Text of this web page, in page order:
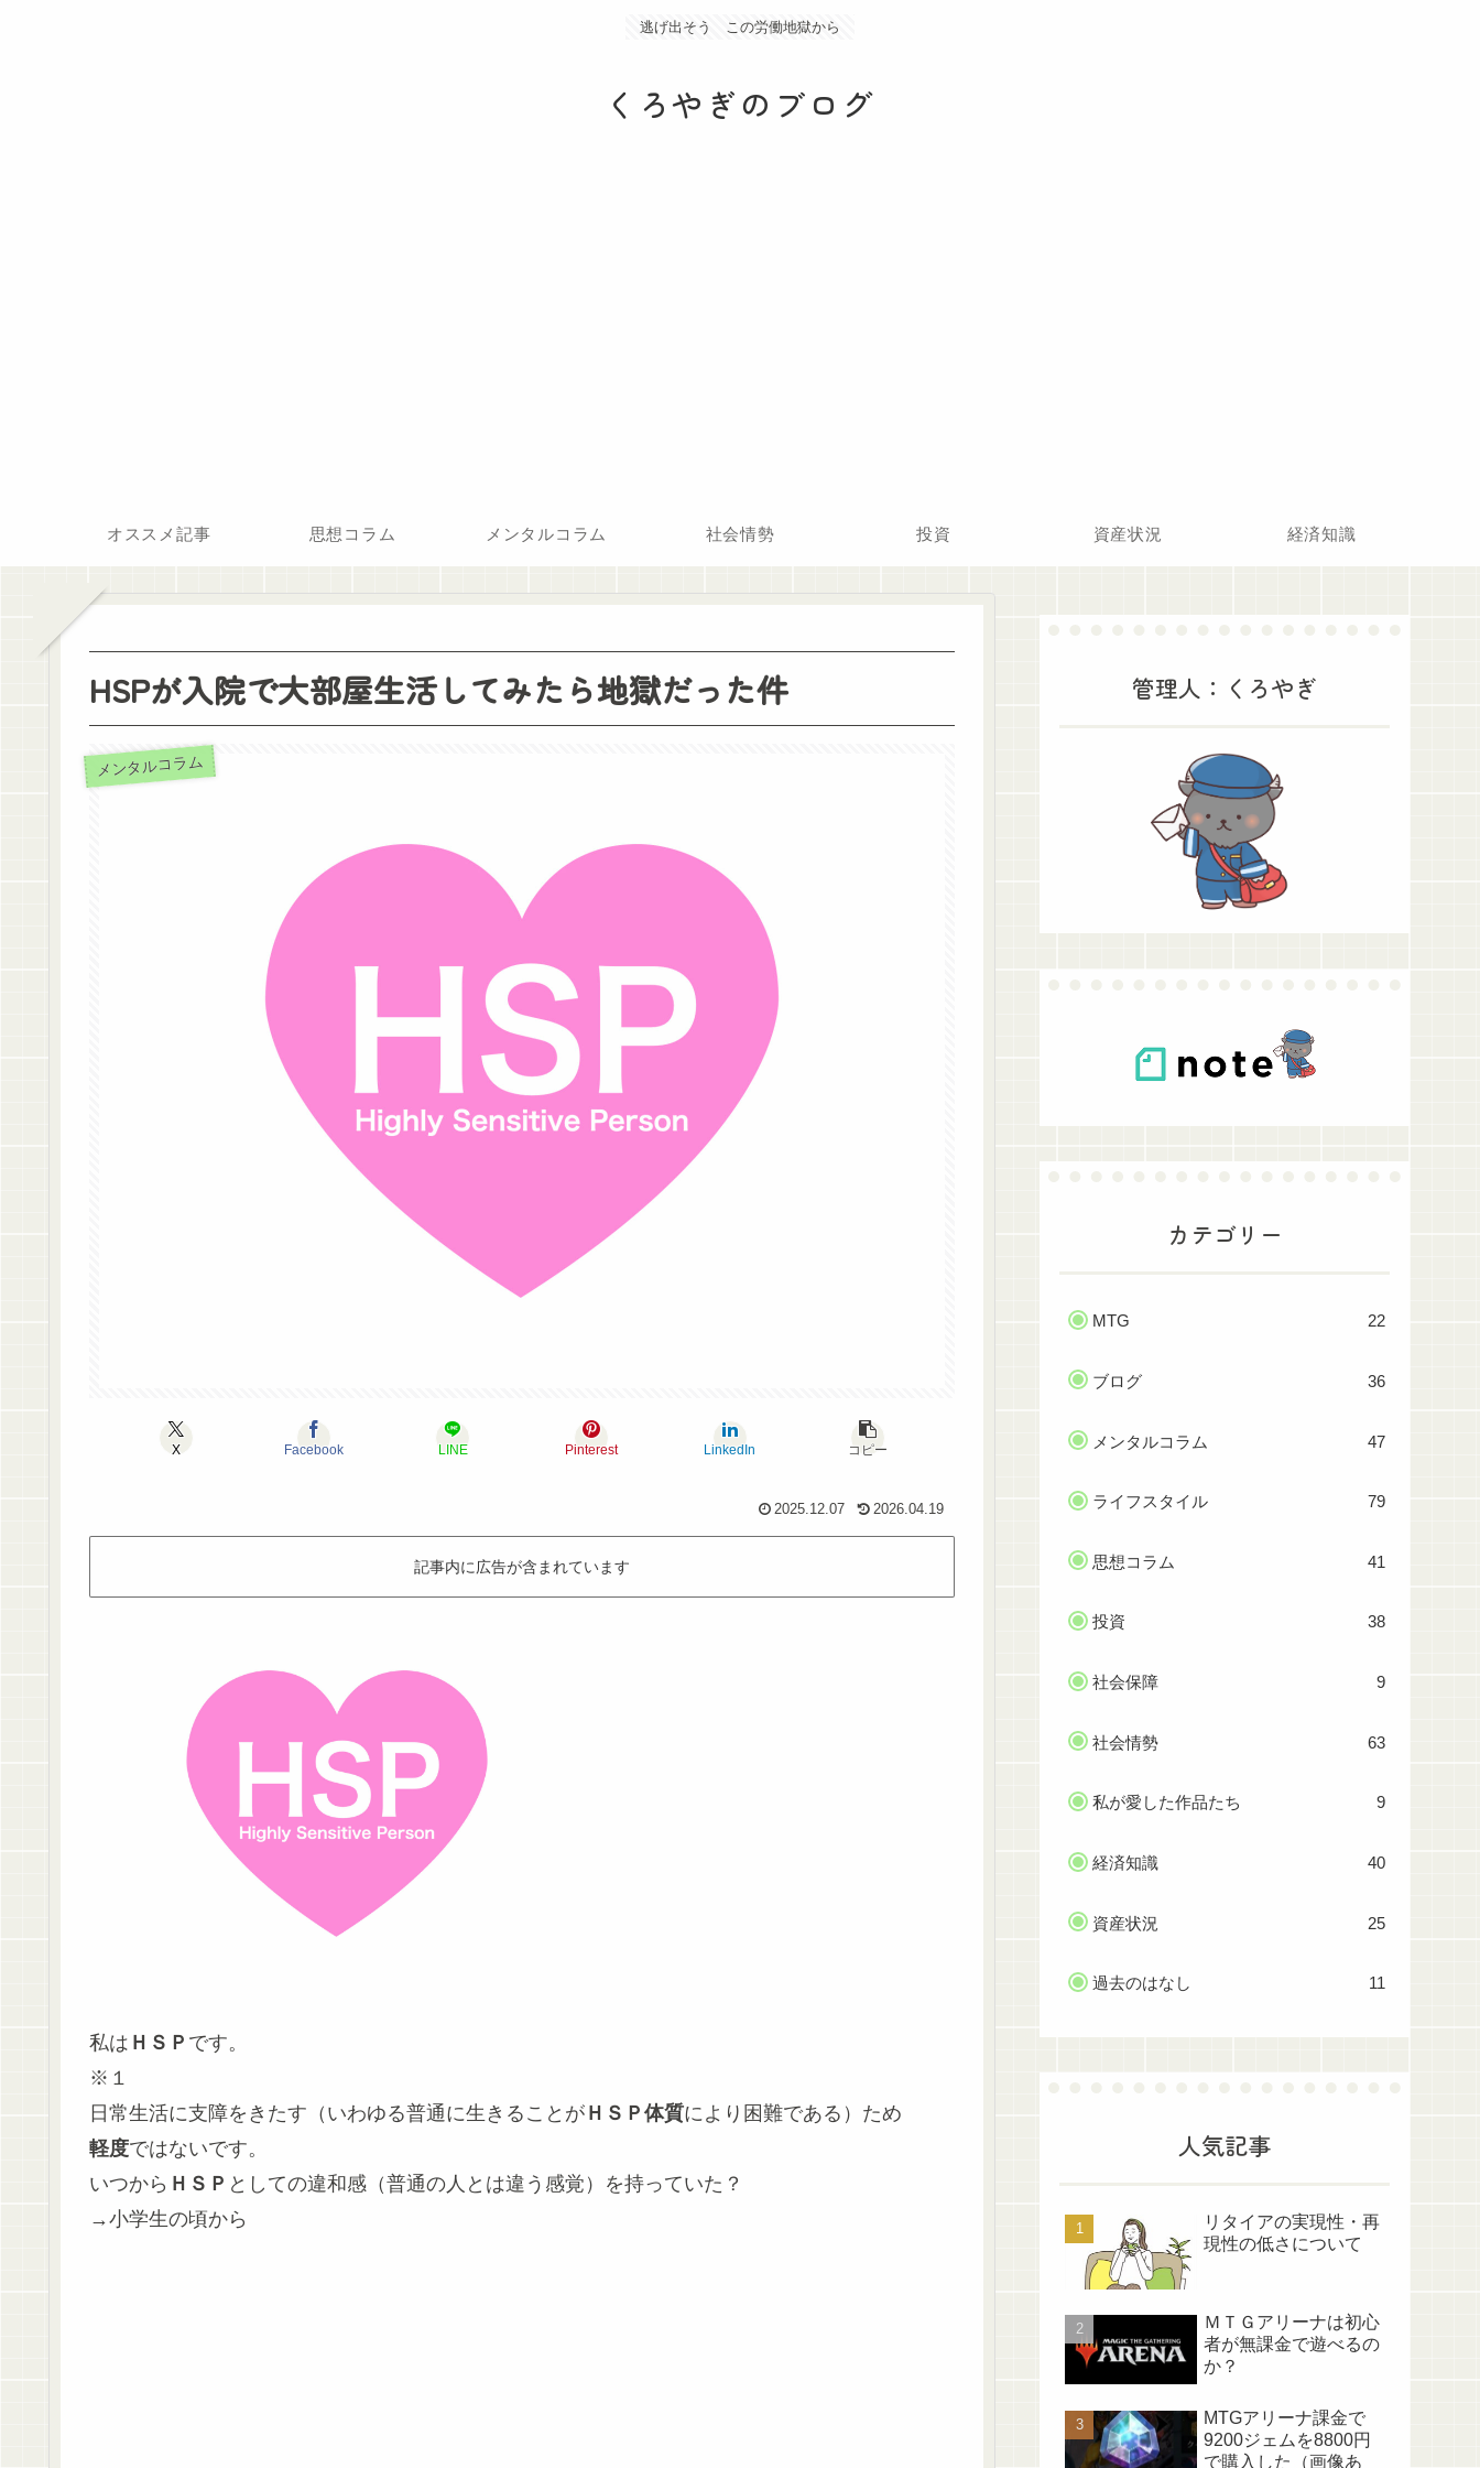
逃げ出そう この労働地獄から
くろやぎのブログ
オススメ記事 思想コラム メンタルコラム 社会情勢 投資 資産状況 経済知識
HSPが入院で大部屋生活してみたら地獄だった件
メンタルコラム
X Facebook LINE Pinterest LinkedIn コピー
2025.12.07 2026.04.19
記事内に広告が含まれています
私は ＨＳＰ です。
※１
日常生活に支障をきたす（いわゆる普通に生きることが ＨＳＰ体質により困難である）ため
軽度ではないです。
いつから ＨＳＰ としての違和感（普通の人とは違う感覚）を持っていた？
→小学生の頃から
管理人：くろやぎ
カテゴリー
MTG 22
ブログ 36
メンタルコラム 47
ライフスタイル 79
思想コラム 41
投資 38
社会保障 9
社会情勢 63
私が愛した作品たち 9
経済知識 40
資産状況 25
過去のはなし 11
人気記事
リタイアの実現性・再
現性の低さについて
ＭＴＧアリーナは初心
者が無課金で遊べるの
か？
MTGアリーナ課金で
9200ジェムを8800円
で購入した（画像あ